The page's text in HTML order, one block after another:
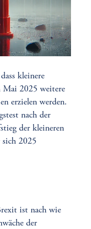
kleinere
Mai 2025 weitere
erzielen werden.
nach der
der kleineren
sich 2025
ist nach wie
der